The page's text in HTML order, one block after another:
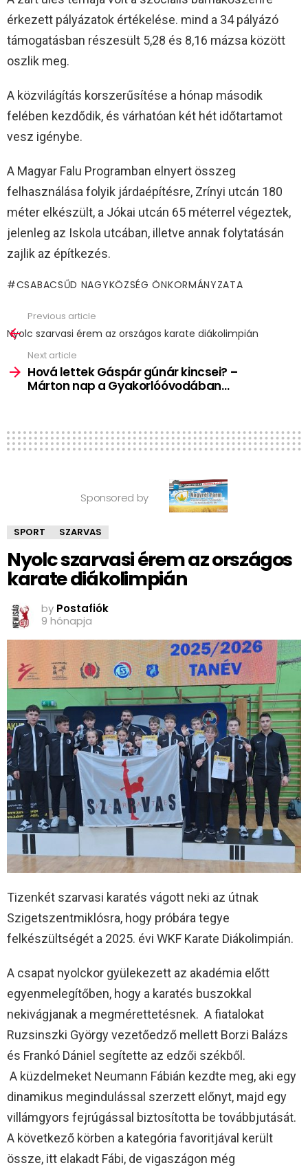
érkezett pályázatok értékelése. mind a 34 pályázó
támogatásban részesült 5,28 és 8,16 mázsa között
oszlik meg.
A közvilágítás korszerűsítése a hónap második
felében kezdődik, és várhatóan két hét időtartamot
vesz igénybe.
A Magyar Falu Programban elnyert összeg
felhasználása folyik járdaépítésre, Zrínyi utcán 180
méter elkészült, a Jókai utcán 65 méterrel végeztek,
jelenleg az Iskola utcában, illetve annak folytatásán
zajlik az építkezés.
CSABACSŰD NAGYKÖZSÉG ÖNKORMÁNYZATA
more
Previous article
Nyolc szarvasi érem az országos karate diákolimpián
Next article
Hová lettek Gáspár gúnár kincsei? –
Márton nap a Gyakorlóóvodában…
Sponsored by
SPORT SZARVAS
Nyolc szarvasi érem az országos
karate diákolimpián
by Postafiók
9 hónapja
Tizenkét szarvasi karatés vágott neki az útnak
Szigetszentmiklósra, hogy próbára tegye
felkészültségét a 2025. évi WKF Karate Diákolimpián.
A csapat nyolckor gyülekezett az akadémia előtt
egyenmelegítőben, hogy a karatés buszokkal
nekivágjanak a megmérettetésnek. A fiatalokat
Ruzsinszki György vezetőedző mellett Borzi Balázs
és Frankó Dániel segítette az edzői székből.
A küzdelmeket Neumann Fábián kezdte meg, aki egy
dinamikus megindulással szerzett előnyt, majd egy
villámgyors fejrúgással biztosította be továbbjutását.
A következő körben a kategória favoritjával került
össze, itt elakadt Fábi, de vigaszágon még